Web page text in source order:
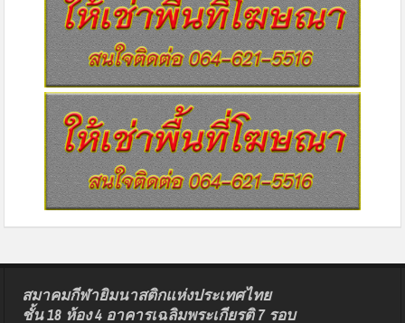
สมาคมกีฬายิมนาสติกแห่งประเทศไทย
ชั้น 18 ห้อง 4 อาคารเฉลิมพระเกียรติ 7 รอบ